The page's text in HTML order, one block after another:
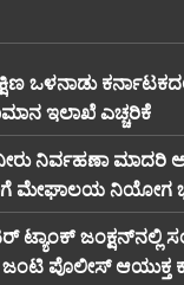
ಒಳನಾಡು
ಇಲಾಖೆ ಎಚ್ಚರಿಕೆ
ನಿರ್ವಹಣಾ ಮಾದರಿ
ಮೇಘಾಲಯ ನಿಯೋಗ
ಜಂಕ್ಷನ್‌ನಲ್ಲಿ
ಪೊಲೀಸ್ ಆಯುಕ್ತ